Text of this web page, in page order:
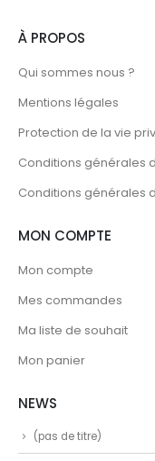
À PROPOS
Qui sommes nous ?
Mentions légales
Protection de la vie
Conditions générales
Conditions générales
MON COMPTE
Mon compte
Mes commandes
Ma liste de souhait
Mon panier
NEWS
(pas de titre)